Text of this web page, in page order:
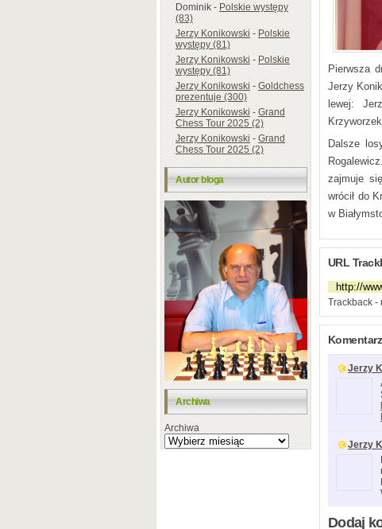
Dominik-Polskie występy
(83)
Jerzy Konikowski-Polskie
występy (81)
Jerzy Konikowski-Polskie
występy (81)
Jerzy Konikowski-Goldchess
prezentuje (300)
Jerzy Konikowski-Grand
Chess Tour 2025 (2)
Jerzy Konikowski-Grand
Chess Tour 2025 (2)
Autor bloga
Archiwa
Archiwa
Pierwsza
Jerzy
lewej:
Dalsze
zajmuje
wrócił do
w
URL
Trackback -
Jerzy
Jerzy
Dodaj